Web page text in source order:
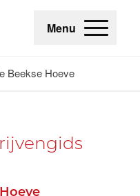
Menu
Beekse Hoeve